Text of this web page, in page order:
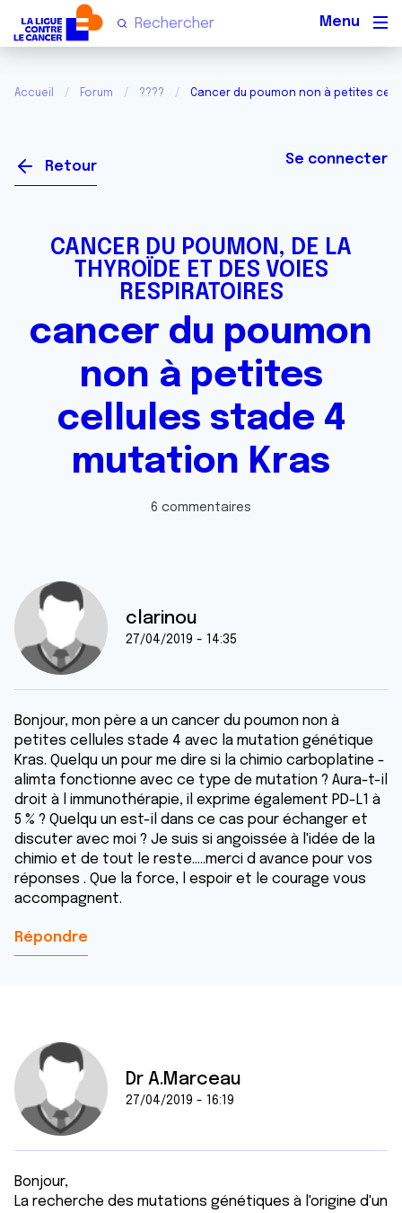
Accueil Forum ???? Cancer du poumon non à petites
Retour Se connecter
CANCER DU POUMON, DE LA
THYROÏDE ET DES VOIES
RESPIRATOIRES
cancer du poumon
non à petites
cellules stade 4
mutation Kras
6 commentaires
clarinou
27/04/2019 - 14:35
Bonjour, mon père a un cancer du poumon non à
petites cellules stade 4 avec la mutation génétique
Kras. Quelqu un pour me dire si la chimio carboplatine -
alimta fonctionne avec ce type de mutation ? Aura-t-il
droit à l immunothérapie, il exprime également PD-L1 à
5 % ? Quelqu un est-il dans ce cas pour échanger et
discuter avec moi ? Je suis si angoissée à l'idée de la
chimio et de tout le reste.....merci d avance pour vos
réponses . Que la force, l espoir et le courage vous
accompagnent.
Répondre
Dr A.Marceau
27/04/2019 - 16:19
Bonjour,
La recherche des mutations génétiques à l'origine d'un